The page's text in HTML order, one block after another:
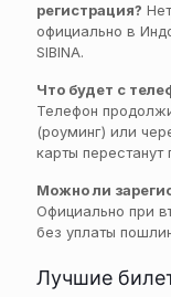
регистрация?
официально в
SIBINA.
Что будет с
Телефон
(роуминг) или
карты перестанут
Можно ли
Официально при
без уплаты
Лучшие